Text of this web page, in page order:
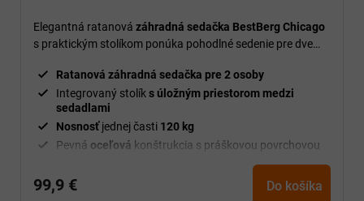
Elegantná ratanová záhradná sedačka BestBerg Chicago
s praktickým stolíkom ponúka pohodlné sedenie pre dve
každého exteriéru.
Ratanová záhradná sedačka pre 2 osoby
Integrovaný stolíks úložným priestorom medzi
sedadlami
Nosnosťjednej časti 120 kg
Pevná oceľová konštrukcia s práškovou povrchovou
Ratanový povrch
odolný voči poveternostným
vplyvom
99,9 € Do košíka